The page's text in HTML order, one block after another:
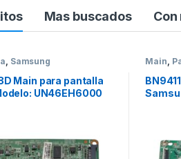
Mas buscados
, Samsung
Main para pantalla
UN46EH6000
Main,